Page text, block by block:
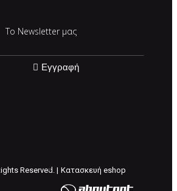
Το Newsletter μας
Εγγραφή
Reserved. | Κατασκευή eshop